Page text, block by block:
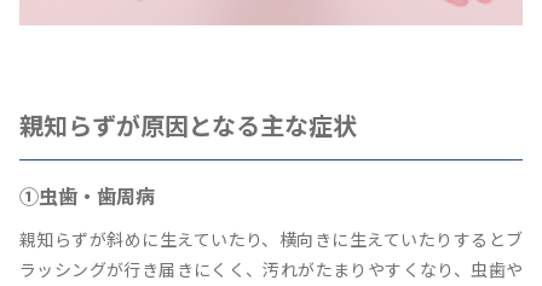
親知らずが原因となる主な症状
①虫歯・歯周病
親知らずが斜めに生えていたり、横向きに生えていたりするとブ
ラッシングが行き届きにくく、汚れがたまりやすくなり、虫歯や